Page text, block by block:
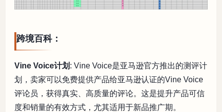
跨境百科：
Vine Voice计划 : Vine Voice是亚马逊官方推出的测评计
划，卖家可以免费提供产品给亚马逊认证的Vine Voice
评论员，获得真实、高质量的评论。这是提升产品可信
度和销量的有效方式，尤其适用于新品推广期。